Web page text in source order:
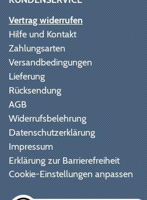
Vertrag widerrufen
Hilfe und Kontakt
Zahlungsarten
Versandbedingungen
Lieferung
Rücksendung
AGB
Widerrufsbelehrung
Datenschutzerklärung
Impressum
Erklärung zur Barrierefreiheit
Cookie-Einstellungen anpassen